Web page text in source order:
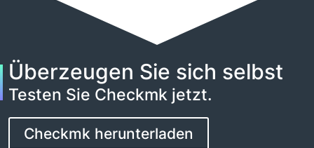
Überzeugen Sie sich selbst
Testen Sie Checkmk jetzt.
Checkmk herunterladen